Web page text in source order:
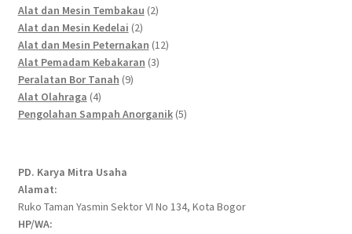
products
Alat dan Mesin Tembakau 22
Alat dan Mesin Kedelai 22
products
Alat dan Mesin Peternakan 1212
Alat Pemadam Kebakaran 33
Peralatan Bor Tanah 99
Alat Olahraga 44
products
Pengolahan Sampah Anorganik 55
PD. Karya Mitra Usaha
Alamat:
Ruko Taman Yasmin Sektor VI No 134, Kota Bogor
HP/WA: